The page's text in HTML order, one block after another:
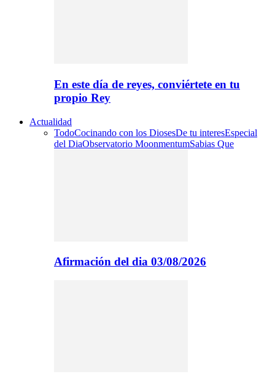
En este día de reyes, conviértete en tu
propio Rey
Actualidad
TodoCocinando con los DiosesDe tu interesEspecial
del DiaObservatorio MoonmentumSabias Que
Afirmación del dia 03/08/2026